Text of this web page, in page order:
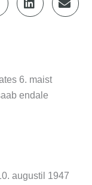
6. maist
endale
augustil 1947